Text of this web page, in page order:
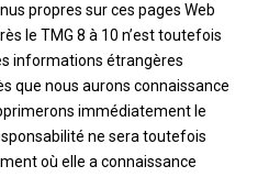
propres sur ces pages Web
le TMG 8 à 10 n’est toutefois
informations étrangères
que nous aurons connaissance
immédiatement le
ne sera toutefois
où elle a connaissance